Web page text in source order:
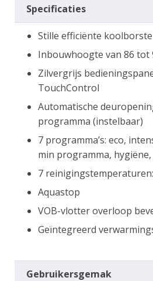
Specificaties
Stille efficiënte
Inbouwhoogte van 86 tot
Zilvergrijs
TouchControl
Automatische
programma (instelbaar)
7 programma’s: eco,
min programma,
7 reinigingstemperaturen:
Aquastop
VOB-vlotter overloop
Geïntegreerd
Gebruikersgemak